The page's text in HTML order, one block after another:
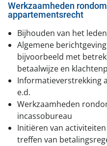
Werkzaamheden
appartementsrecht
Bijhouden van het
Algemene
bijvoorbeeld met
betaalwijze en
Informatieverstrekking
e.d.
Werkzaamheden
incassobureau
Initiëren van
treffen van